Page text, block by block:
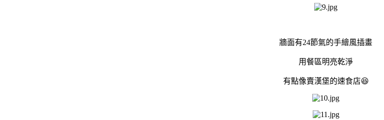
牆面有24節氣的手繪風插畫
用餐區明亮乾淨
有點像賣漢堡的速食店😆